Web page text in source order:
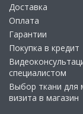
Доставка
Оплата
Гарантии
Покупка в кредит
специалистом
Выбор ткани для
визита в магазин